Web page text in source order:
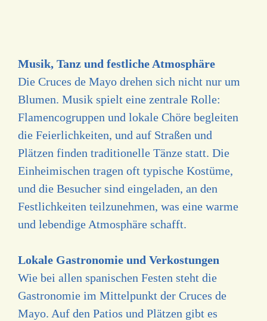
Musik, Tanz und festliche Atmosphäre
Die Cruces de Mayo drehen sich nicht nur um
Blumen. Musik spielt eine zentrale Rolle:
Flamencogruppen und lokale Chöre begleiten
die Feierlichkeiten, und auf Straßen und
Plätzen finden traditionelle Tänze statt. Die
Einheimischen tragen oft typische Kostüme,
und die Besucher sind eingeladen, an den
Festlichkeiten teilzunehmen, was eine warme
und lebendige Atmosphäre schafft.
Lokale Gastronomie und Verkostungen
Wie bei allen spanischen Festen steht die
Gastronomie im Mittelpunkt der Cruces de
Mayo. Auf den Patios und Plätzen gibt es